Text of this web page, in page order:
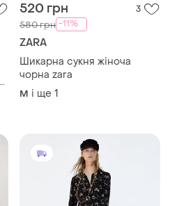
520 грн 3
580 грн -11%
ZARA
Шикарна сукня жіноча
чорна zara
M і ще 1